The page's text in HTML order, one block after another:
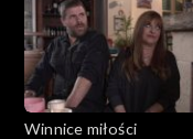
Winnice miłości